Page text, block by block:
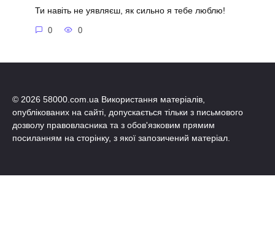
Ти навіть не уявляєш, як сильно я тебе люблю!
0 0
© 2026 58000.com.ua Використання матеріалів,
опублікованих на сайті, допускається тільки з письмового
дозволу правовласника та з обов'язковим прямим
посиланням на сторінку, з якої запозичений матеріал.